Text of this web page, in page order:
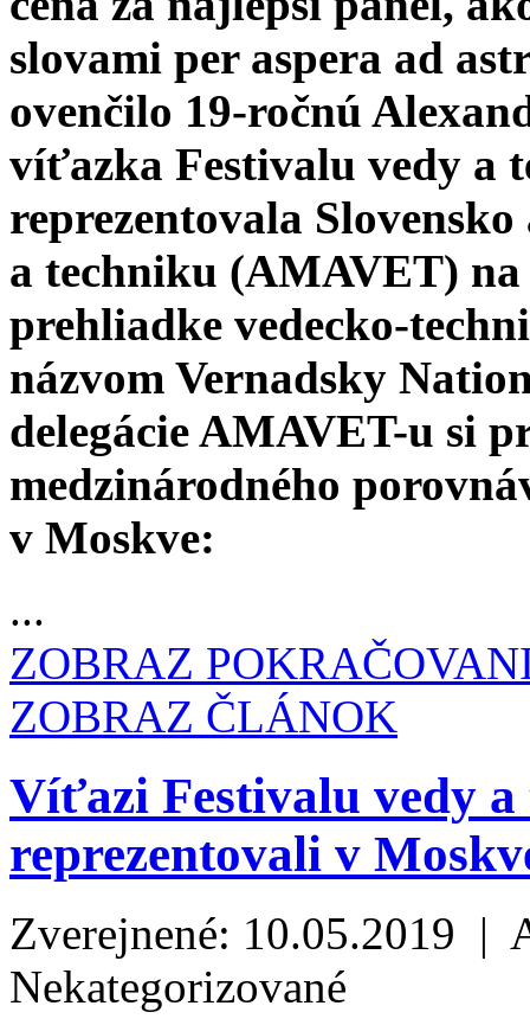
slovami per aspera ad
ovenčilo 19-ročnú
víťazka Festivalu vedy a
reprezentovala
a techniku (AMAVET)
prehliadke vedecko-
názvom Vernadsky
delegácie AMAVET-u si
medzinárodného
v Moskve:
...
ZOBRAZ
ZOBRAZ ČLÁNOK
Víťazi Festivalu vedy
reprezentovali v
Zverejnené: 10.05.2019 |
Nekategorizované